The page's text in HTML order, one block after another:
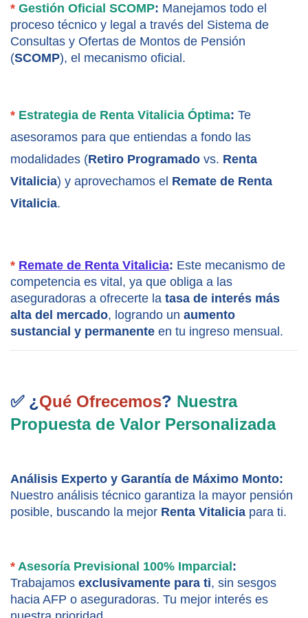
* Gestión Oficial SCOMP: Manejamos todo el
proceso técnico y legal a través del Sistema de
Consultas y Ofertas de Montos de Pensión
(SCOMP), el mecanismo oficial.
* Estrategia de Renta Vitalicia Óptima: Te
asesoramos para que entiendas a fondo las
modalidades (Retiro Programado vs. Renta
Vitalicia) y aprovechamos el Remate de Renta
Vitalicia.
* Remate de Renta Vitalicia: Este mecanismo de
competencia es vital, ya que obliga a las
aseguradoras a ofrecerte la tasa de interés más
alta del mercado, logrando un aumento
sustancial y permanente en tu ingreso mensual.
✅ ¿ Qué Ofrecemos? Nuestra
Propuesta de Valor Personalizada
Análisis Experto y Garantía de Máximo Monto:
Nuestro análisis técnico garantiza la mayor pensión
posible, buscando la mejor Renta Vitalicia para ti.
* Asesoría Previsional 100% Imparcial:
Trabajamos exclusivamente para ti, sin sesgos
hacia AFP o aseguradoras. Tu mejor interés es